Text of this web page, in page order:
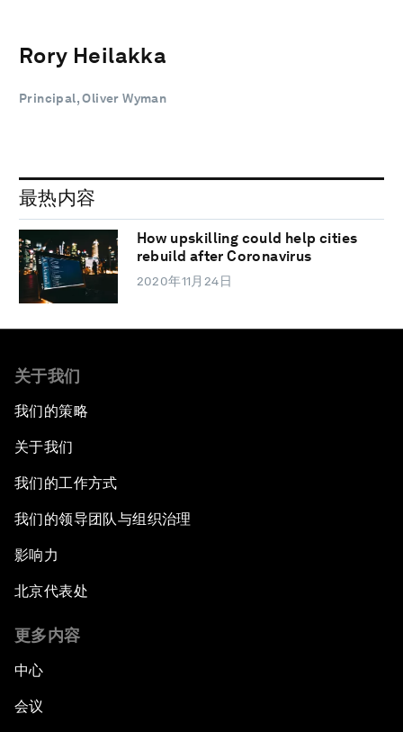
Rory Heilakka
Principal, Oliver Wyman
最热内容
How upskilling could help cities
rebuild after Coronavirus
2020年11月24日
关于我们
我们的策略
关于我们
我们的工作方式
我们的领导团队与组织治理
影响力
北京代表处
更多内容
中心
会议